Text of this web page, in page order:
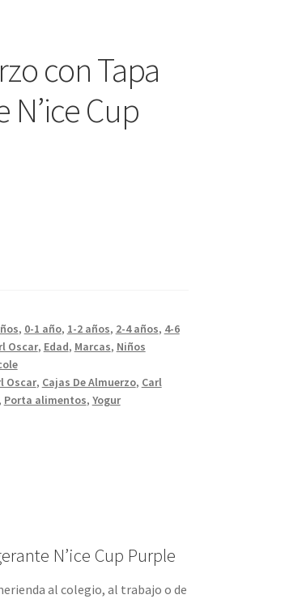
con Tapa
N’ice Cup
, 0-1 año, 1-2 años, 2-4 años, 4-6
Oscar, Edad, Marcas, Niños
Oscar, Cajas De Almuerzo, Carl
, Porta alimentos, Yogur
N’ice Cup Purple
al colegio, al trabajo o de